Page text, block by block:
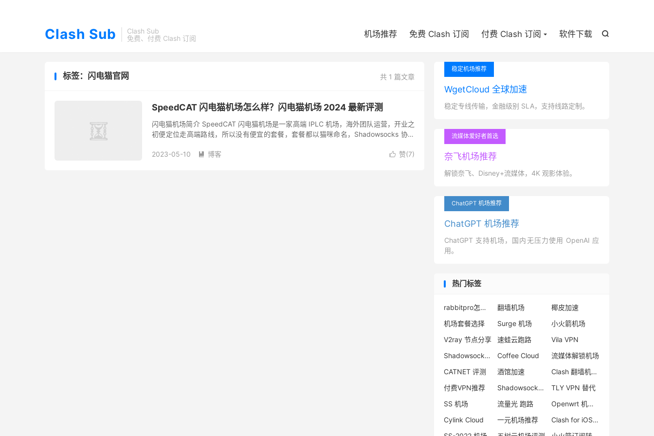
Clash Sub
Clash Sub
免费、付费 Clash 订阅

机场推荐 免费 Clash 订阅 付费 Clash 订阅 软件下载
共 1 篇文章
标签：闪电猫官网
SpeedCAT 闪电猫机场怎么样？闪电猫机场 2024 最新评测
闪电猫机场简介 SpeedCAT 闪电猫机场是一家高端 IPLC 机场，海外团队运营，开业之
初便定位走高端路线，所以没有便宜的套餐，套餐都以猫咪命名，Shadowsocks 协议
 赞(7)
2023-05-10  博客
稳定机场推荐
WgetCloud 全球加速
稳定专线传输，金融级别 SLA，支持线路定制。
流媒体爱好者首选
奈飞机场推荐
解锁奈飞、Disney+流媒体，4K 观影体验。
ChatGPT 机场推荐
ChatGPT 机场推荐
ChatGPT 支持机场，国内无压力使用 OpenAI 应
用。
热门标签
rabbitpro怎么样 翻墙机场
椰皮加速
机场套餐选择
Surge 机场
小火箭机场
V2ray 节点分享
速蛙云跑路
Vila VPN
Shadowsocks-2022 协议
Coffee Cloud
流媒体解锁机场
CATNET 评测
酒馆加速
Clash 翻墙机场推荐
付费VPN推荐
Shadowsocks-2022 搭建
TLY VPN 替代
SS 机场
流量光 跑路
Openwrt 机场订阅
Cylink Cloud
一元机场推荐
Clash for iOS 下载